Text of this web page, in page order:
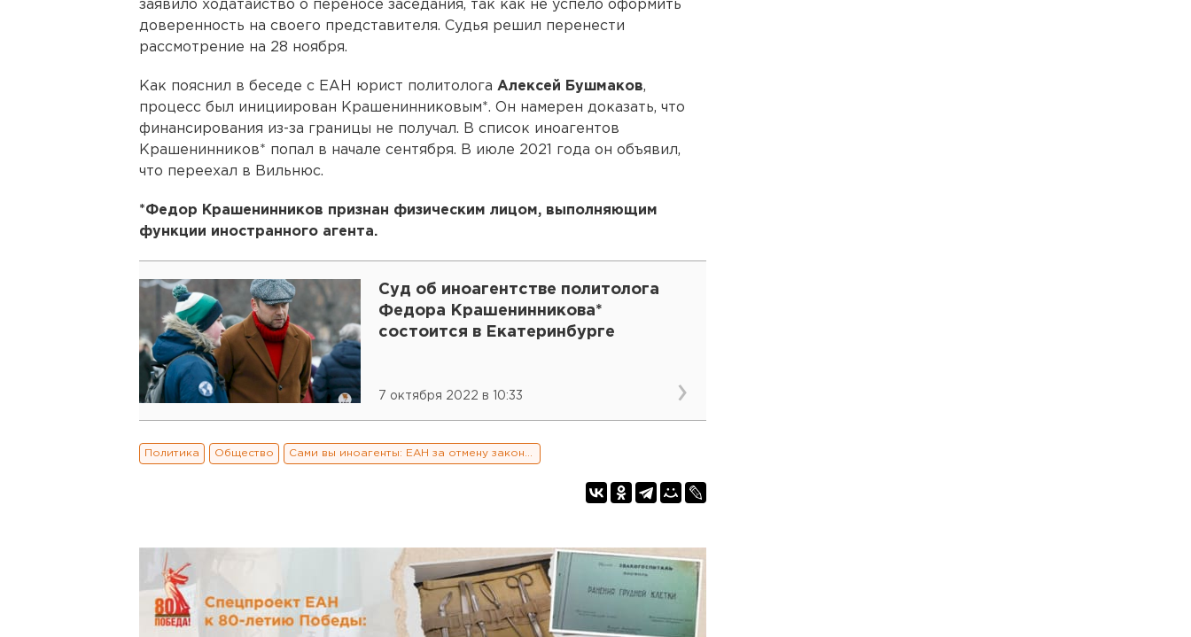
заявило ходатайство о переносе заседания, так как не успело оформить
доверенность на своего представителя. Судья решил перенести
рассмотрение на 28 ноября.
Как пояснил в беседе с ЕАН юрист политолога Алексей Бушмаков,
процесс был инициирован Крашенинниковым*. Он намерен доказать, что
финансирования из-за границы не получал. В список иноагентов
Крашенинников* попал в начале сентября. В июле 2021 года он объявил,
что переехал в Вильнюс.
*Федор Крашенинников признан физическим лицом, выполняющим
функции иностранного агента.
Суд об иноагентстве политолога
Федора Крашенинникова*
состоится в Екатеринбурге
7 октября 2022 в 10:33
Политика Общество